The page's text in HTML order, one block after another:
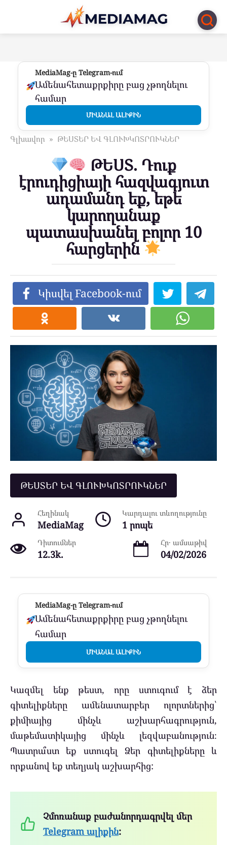
Перейти
контенту
MediaMag-ը Telegram-ում
Ամենահետաքրքիրը բաց չթողնելու
համար
ՄԻԱՆԱԼ ԱԼԻՔԻՆ
Գլխավոր » ԹԵՍՏԵՐ ԵՎ ԳԼՈՒԽԿՈՏՐՈՒԿՆԵՐ
ԹԵՍՏ. Դուք
էրուդիցիայի հազվագյուտ
ադամանդ եք, եթե
կարողանաք
պատասխանել բոլոր 10
հարցերին
Կիսվել Facebook-ում
ԹԵՍՏԵՐ ԵՎ ԳԼՈՒԽԿՈՏՐՈՒԿՆԵՐ
Հեղինակ
MediaMag
Կարդալու տևողությունը
1 րոպե
Դիտումներ
12.3k.
Հր․ ամսաթիվ
04/02/2026
MediaMag-ը Telegram-ում
Ամենահետաքրքիրը բաց չթողնելու
համար
ՄԻԱՆԱԼ ԱԼԻՔԻՆ
Կազմել ենք թեստ, որը ստուգում է ձեր
գիտելիքները ամենատարբեր ոլորտներից՝
քիմիայից մինչև աշխարհագրություն,
մաթեմատիկայից մինչև լեզվաբանություն։
Պատրա՞ստ եք ստուգել Ձեր գիտելիքները և
որքանով եք տեղյակ աշխարհից:
Չմոռանաք բաժանորդագրվել մեր
Telegram ալիքին: